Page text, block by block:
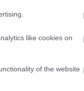
like cookies on
of the website
játék